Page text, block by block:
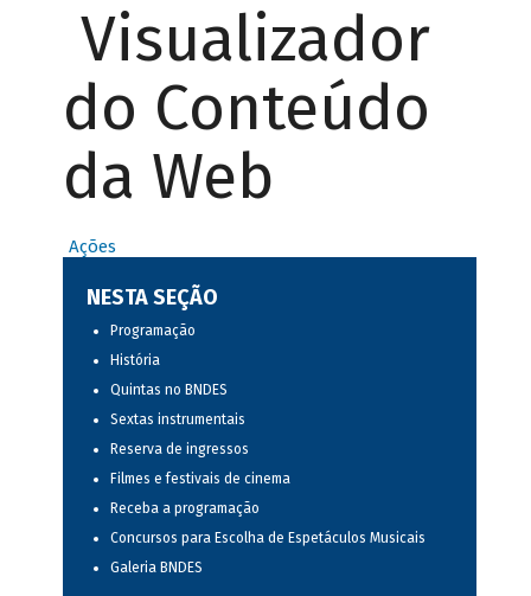
Visualizador
do Conteúdo
da Web
Ações
NESTA SEÇÃO
Programação
História
Quintas no BNDES
Sextas instrumentais
Reserva de ingressos
Filmes e festivais de cinema
Receba a programação
Concursos para Escolha de Espetáculos Musicais
Galeria BNDES